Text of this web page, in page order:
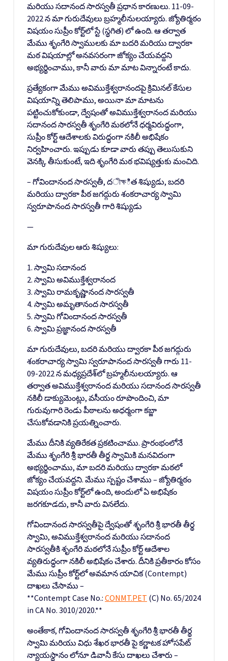
మరియు సదానంద సారస్వతీ ప్రధాన కారణులు. 11-09-
2022 న మా గురుదేవులు బ్రహ్మలీనులయ్యారు. జ్యోతిర్మఠం
విషయం సుప్రీం కోర్ట్‌లో స్టే (స్థగిత) లో ఉంది. ఆ తర్వాత
మేము శృంగేరి స్వాములకు మా బదరి మరియు ద్వారకా
మఠ విషయాల్లో అనవసరంగా జోక్యం చేయవద్దని
అభ్యర్థించాము, కానీ వారు మా మాట విన్నారంటే కాదు.
ప్రత్యేకంగా మేము అవిముక్తేశ్వరానందపై క్రిమినల్ కేసుల
విషయాన్ని తెలిపాము, అయినా మా మాటను
పట్టించుకోకుండా, ద్వేషంతో అవిముక్తేశ్వరానంద మరియు
సదానంద సారస్వతీ శృంగేరి మఠలోనే ధర్మవిరుద్ధంగా,
సుప్రీం కోర్ట్ ఆదేశాలకు విరుద్ధంగా నకిలీ అభిషేకం
నిర్వహించారు. ఇప్పుడు కూడా వారు తప్పు తెలుసుకుని
వెనక్కి తీసుకుంటే, ఇది శృంగేరి మఠ భవిష్యత్తుకు మంచిది.
– గోవిందానంద సారస్వతీ, దীক্ষిత శిష్యుడు, బదరి
మరియు ద్వారకా పీఠ జగద్గురు శంకరాచార్య స్వామి
స్వరూపానంద సారస్వతీ గారి శిష్యుడు
—
మా గురుదేవుల ఆరు శిష్యులు:
1. స్వామి సదానంద
2. స్వామి అవిముక్తేశ్వరానంద
3. స్వామి రామకృష్ణానంద సారస్వతీ
4. స్వామి అమృతానంద సారస్వతీ
5. స్వామి గోవిందానంద సారస్వతీ
6. స్వామి ప్రజ్ఞానంద సారస్వతీ
మా గురుదేవులు, బదరి మరియు ద్వారకా పీఠ జగద్గురు
శంకరాచార్య స్వామి స్వరూపానంద సారస్వతీ గారు 11-
09-2022 న మధ్యప్రదేశ్‌లో బ్రహ్మలీనులయ్యారు. ఆ
తర్వాత అవిముక్తేశ్వరానంద మరియు సదానంద సారస్వతీ
నకిలీ డాక్యుమెంట్లు, వసీయం రూపొందించి, మా
గురువుగారి రెండు పీఠాలను అధర్మంగా కబ్జా
చేసుకోవడానికి ప్రయత్నించారు.
మేము దీనికి వ్యతిరేకత ప్రకటించాము. ప్రారంభంలోనే
మేము శృంగేరి శ్రీ భారతీ తీర్థ స్వామికి మనవిదంగా
అభ్యర్థించాము, మా బదరి మరియు ద్వారకా మఠలో
జోక్యం చేయవద్దని. మేము స్పష్టం చేశాము – జ్యోతిర్మఠం
విషయం సుప్రీం కోర్ట్‌లో ఉంది, అందులో ఏ అభిషేకం
జరగకూడదు, కానీ వారు వినలేదు.
గోవిందానంద సారస్వతీపై ద్వేషంతో శృంగేరి శ్రీ భారతీ తీర్థ
స్వామి, అవిముక్తేశ్వరానంద మరియు సదానంద
సారస్వతీకి శృంగేరి మఠలోనే సుప్రీం కోర్ట్ ఆదేశాల
వ్యతిరుద్ధంగా నకిలీ అభిషేకం చేశారు. దీనికి ప్రతీకారం కోసం
మేము సుప్రీం కోర్ట్‌లో అవమాన యాచిక (Contempt)
దాఖలు చేసాము –
**Contempt Case No.: CONMT.PET (C) No. 65/2024
in CA No. 3010/2020.**
అంతేకాక, గోవిందానంద సారస్వతీ శృంగేరి శ్రీ భారతీ తీర్థ
స్వామి మరియు విధు శేఖర భారతీ పై కర్ణాటక హోసపేట్
న్యాయస్థానం లోనూ డివానీ కేసు దాఖలు చేశారు –